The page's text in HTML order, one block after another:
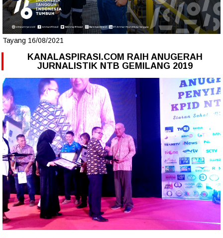
Tayang 16/08/2021
KANALASPIRASI.COM RAIH ANUGERAH
JURNALISTIK NTB GEMILANG 2019